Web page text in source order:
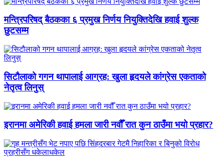
मन्त्रिपरिषद् बैठकका ६ प्रमुख निर्णय नियुक्तिदेखि हवाई शुल्क
छुटसम्म
सिटौलाको गगन थापालाई आग्रह: खुला हृदयले कांग्रेस एकताको
नेतृत्व लिनुस्
इरानमा अमेरिकी हवाई हमला जारी नवौँ रात कुन ठाउँमा भयो प्रहार?